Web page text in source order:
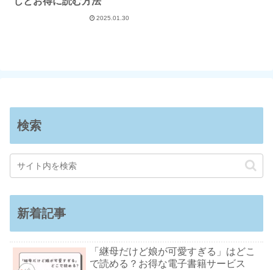
2025.01.30
検索
新着記事
「継母だけど娘が可愛すぎる」はどこ
で読める？お得な電子書籍サービス